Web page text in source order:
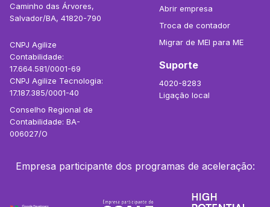
Caminho das Árvores,
Salvador/BA, 41820-790
CNPJ Agilize
Contabilidade:
17.664.581/0001-69
CNPJ Agilize Tecnologia:
17.187.385/0001-40
Conselho Regional de
Contabilidade: BA-
006027/O
Abrir empresa
Troca de contador
Migrar de MEI para ME
Suporte
4020-8283
Ligação local
Empresa participante dos programas de aceleração: